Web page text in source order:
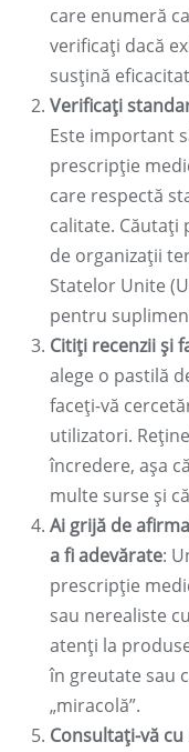
care enumeră
verificați dacă
susțină
Verificați
Este important
prescripție
care respectă
calitate. Căutați
de organizații
Statelor Unite
pentru
Citiți recenzii și
alege o pastilă
faceți-vă
utilizatori.
încredere, așa
multe surse și
Ai grijă de
a fi adevărate:
prescripție
sau nerealiste
atenți la
în greutate sau
„miracolă”.
Consultați-vă